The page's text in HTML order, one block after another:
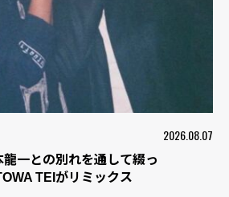
2026.08.07
一との別れを通して綴っ
TEIがリミックス